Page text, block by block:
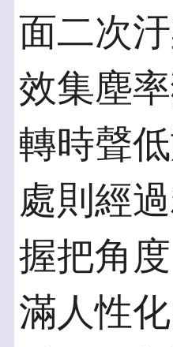
面二次
效集塵
轉時聲
處則經
握把角
滿人性